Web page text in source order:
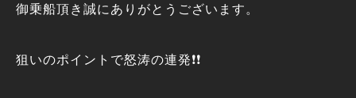
御乗船頂き誠にありがとうございます。
狙いのポイントで怒涛の連発❗❗